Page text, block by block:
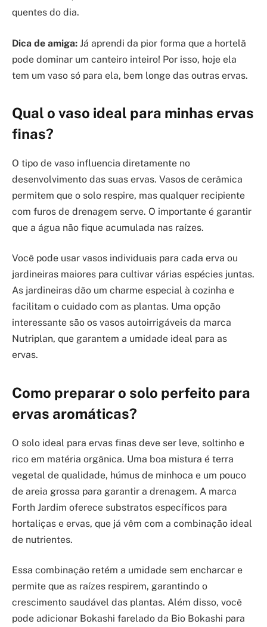
quentes do dia.
Dica de amiga: Já aprendi da pior forma que a hortelã
pode dominar um canteiro inteiro! Por isso, hoje ela
tem um vaso só para ela, bem longe das outras ervas.
Qual o vaso ideal para minhas ervas
finas?
O tipo de vaso influencia diretamente no
desenvolvimento das suas ervas. Vasos de cerâmica
permitem que o solo respire, mas qualquer recipiente
com furos de drenagem serve. O importante é garantir
que a água não fique acumulada nas raízes.
Você pode usar vasos individuais para cada erva ou
jardineiras maiores para cultivar várias espécies juntas.
As jardineiras dão um charme especial à cozinha e
facilitam o cuidado com as plantas. Uma opção
interessante são os vasos autoirrigáveis da marca
Nutriplan, que garantem a umidade ideal para as
ervas.
Como preparar o solo perfeito para
ervas aromáticas?
O solo ideal para ervas finas deve ser leve, soltinho e
rico em matéria orgânica. Uma boa mistura é terra
vegetal de qualidade, húmus de minhoca e um pouco
de areia grossa para garantir a drenagem. A marca
Forth Jardim oferece substratos específicos para
hortaliças e ervas, que já vêm com a combinação ideal
de nutrientes.
Essa combinação retém a umidade sem encharcar e
permite que as raízes respirem, garantindo o
crescimento saudável das plantas. Além disso, você
pode adicionar Bokashi farelado da Bio Bokashi para